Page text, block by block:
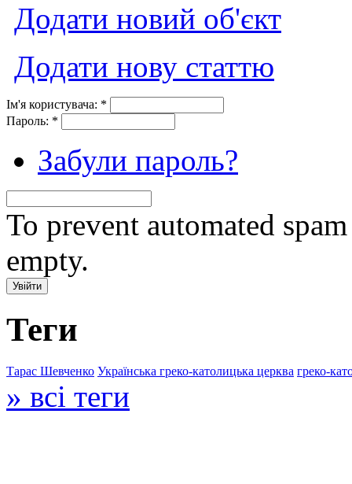
Додати новий об'єкт
Додати нову статтю
Ім'я користувача: *
Пароль: *
Забули пароль?
To prevent automated
empty.
Теги
Тарас Шевченко Українська греко-католицька церква греко-
» всі теги